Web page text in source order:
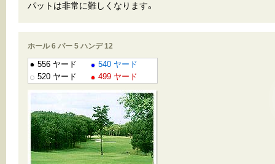
パットは非常に難しくなります。
ホール 6 パー 5 ハンデ 12
556 ヤード
540 ヤード
520 ヤード
499 ヤード